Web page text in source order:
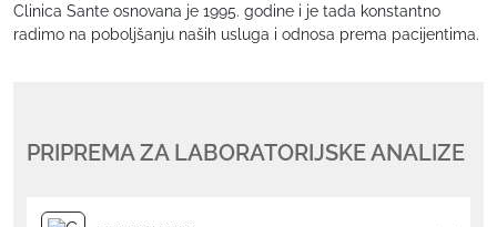
Clinica Sante osnovana je 1995. godine i je tada konstantno
radimo na poboljšanju naših usluga i odnosa prema pacijentima.
PRIPREMA ZA LABORATORIJSKE ANALIZE